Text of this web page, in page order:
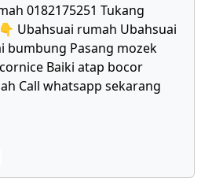
0182175251 Tukang
Ubahsuai rumah Ubahsuai
bumbung Pasang mozek
Baiki atap bocor
Call whatsapp sekarang